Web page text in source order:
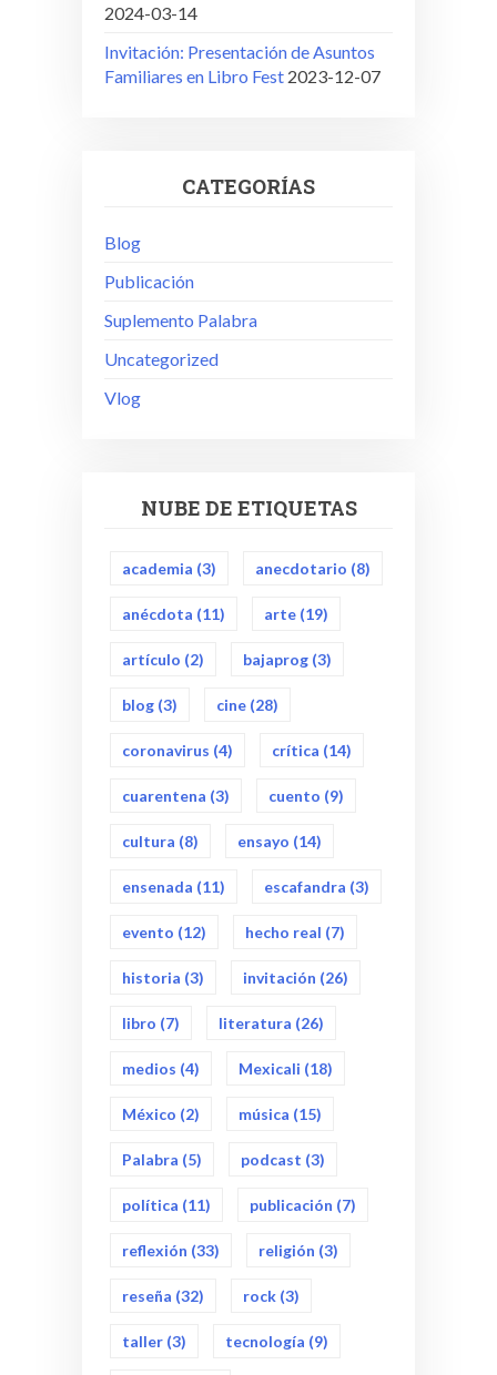
2024-03-14
Invitación: Presentación de Asuntos
Familiares en Libro Fest 2023-12-07
CATEGORÍAS
Blog
Publicación
Suplemento Palabra
Uncategorized
Vlog
NUBE DE ETIQUETAS
academia (3) anecdotario (8)
anécdota (11) arte (19)
artículo (2) bajaprog (3)
blog (3) cine (28)
coronavirus (4) crítica (14)
cuarentena (3) cuento (9)
cultura (8) ensayo (14)
ensenada (11) escafandra (3)
evento (12) hecho real (7)
historia (3) invitación (26)
libro (7) literatura (26)
medios (4) Mexicali (18)
México (2) música (15)
Palabra (5) podcast (3)
política (11) publicación (7)
reflexión (33) religión (3)
reseña (32) rock (3)
taller (3) tecnología (9)